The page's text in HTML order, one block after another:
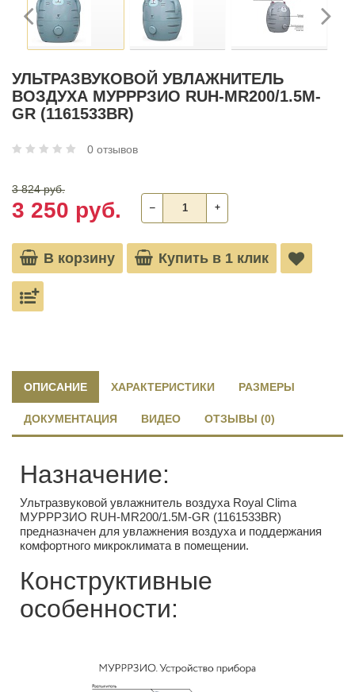
УЛЬТРАЗВУКОВОЙ УВЛАЖНИТЕЛЬ
ВОЗДУХА МУРРРЗИО RUH-MR200/1.5M-
GR (1161533BR)
0 отзывов
3 824 руб.
3 250 руб. ‒ +
В корзину Купить в 1 клик
ОПИСАНИЕ ХАРАКТЕРИСТИКИ РАЗМЕРЫ
ДОКУМЕНТАЦИЯ ВИДЕО ОТЗЫВЫ (0)
Назначение:
Ультразвуковой увлажнитель воздуха Royal Clima
МУРРРЗИО RUH-MR200/1.5M-GR (1161533BR)
предназначен для увлажнения воздуха и поддержания
комфортного микроклимата в помещении.
Конструктивные
особенности: